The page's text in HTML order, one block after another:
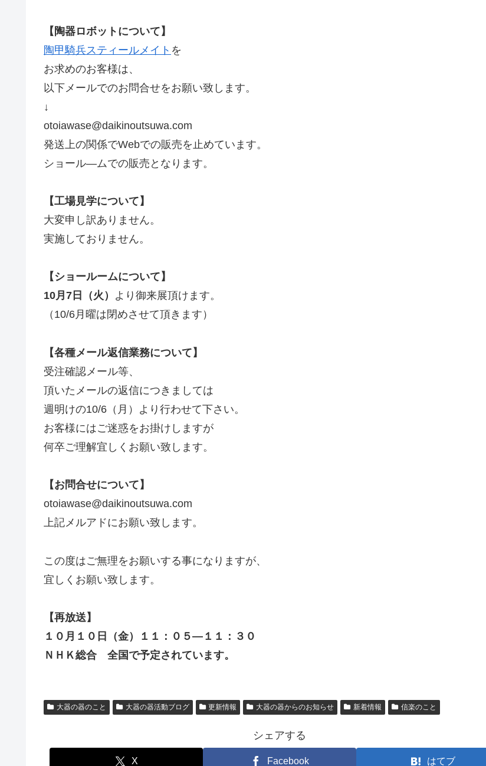
【陶器ロボットについて】
陶甲騎兵スティールメイト を
お求めのお客様は、
以下メールでのお問合せをお願い致します。
↓
otoiawase@daikinoutsuwa.com
発送上の関係でWebでの販売を止めています。
ショール―ムでの販売となります。
【工場見学について】
大変申し訳ありません。
実施しておりません。
【ショールームについて】
10月7日（火） より御来展頂けます。
（10/6月曜は閉めさせて頂きます）
【各種メール返信業務について】
受注確認メール等、
頂いたメールの返信につきましては
週明けの10/6（月）より行わせて下さい。
お客様にはご迷惑をお掛けしますが
何卒ご理解宜しくお願い致します。
【お問合せについて】
otoiawase@daikinoutsuwa.com
上記メルアドにお願い致します。
この度はご無理をお願いする事になりますが、
宜しくお願い致します。
【再放送】
１０月１０日（金）１１：０５―１１：３０
ＮＨＫ総合 全国で予定されています。
大器の器のこと 大器の器活動ブログ 更新情報 大器の器からのお知らせ 新着情報 信楽のこと
シェアする
X Facebook はてブ